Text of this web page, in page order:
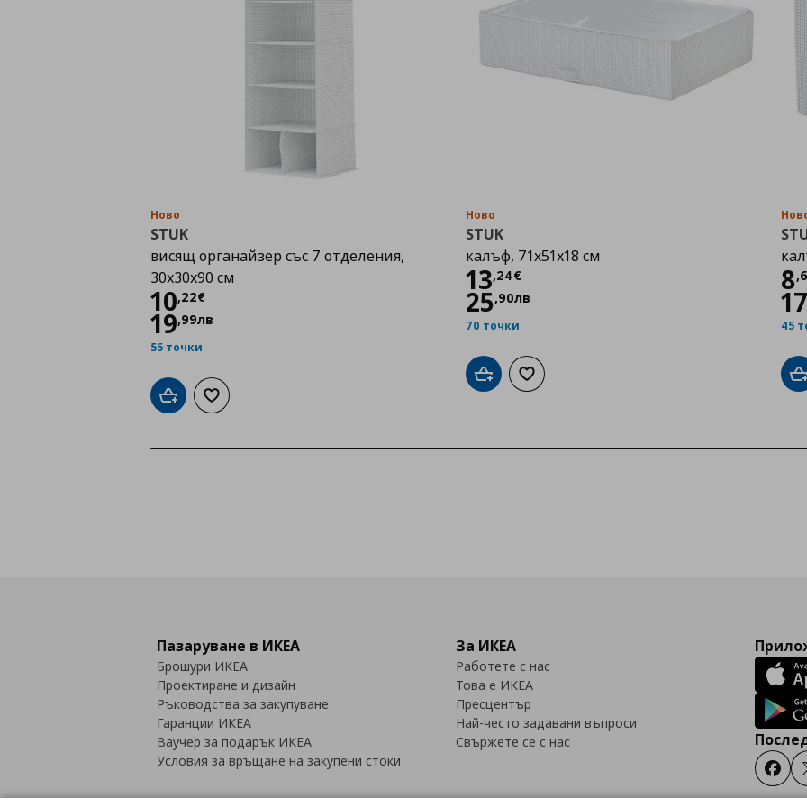
Ново
STUK
висящ органайзер със 7 отделения,
30x30x90 см
10,22€
Цена
19,99лв
55 точки
Добави в кошницата
Добави към списъка с любими
Ново
STUK
калъф, 71x51x18 см
13,24€
Цена
25,90лв
70 точки
Добави в кошницата
Добави към списъка с любими
8,
45
Пазаруване в ИКЕА
Брошури ИКЕА
Проектиране и дизайн
Ръководства за закупуване
Гаранции ИКЕА
Ваучер за подарък ИКЕА
Условия за връщане на закупени стоки
За ИКЕА
Работете с нас
Това е ИКЕА
Пресцентър
Най-често задавани въпроси
Свържете се с нас